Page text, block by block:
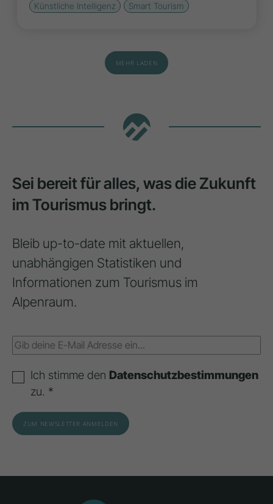
Künstliche Intelligenz
Smart Tourism
MEHR LADEN
Sei bereit für alles, was die Zukunft
im Tourismus bringt.
Bleib up-to-date mit aktuellen,
unabhängigen Statistiken und
Informationen zum Tourismus im
Alpenraum.
Ich stimme den Datenschutzbestimmungen
zu. *